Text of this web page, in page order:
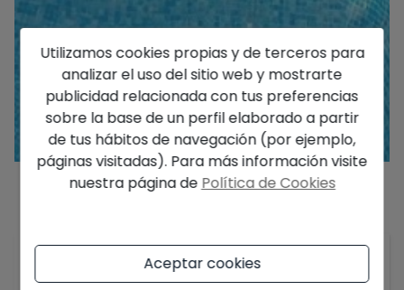
Este chalet está situado en una zona muy
tranquila a pocos minutos en coche de Altea la
Utilizamos cookies propias y de terceros para
analizar el uso del sitio web y mostrarte
publicidad relacionada con tus preferencias
sobre la base de un perfil elaborado a partir
de tus hábitos de navegación (por ejemplo,
páginas visitadas). Para más información visite
nuestra página de Política de Cookies
Aceptar cookies